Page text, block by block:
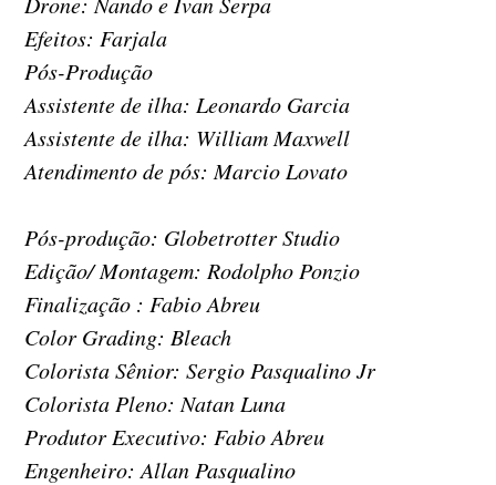
Efeitos: Farjala
Pós-Produção
Assistente de ilha: Leonardo Garcia
Assistente de ilha: William Maxwell
Atendimento de pós: Marcio Lovato
Pós-produção: Globetrotter Studio
Edição/ Montagem: Rodolpho Ponzio
Finalização : Fabio Abreu
Color Grading: Bleach
Colorista Sênior: Sergio Pasqualino Jr
Colorista Pleno: Natan Luna
Produtor Executivo: Fabio Abreu
Engenheiro: Allan Pasqualino